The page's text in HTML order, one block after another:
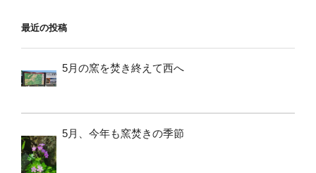
最近の投稿
5月の窯を焚き終えて西へ
5月、今年も窯焚きの季節